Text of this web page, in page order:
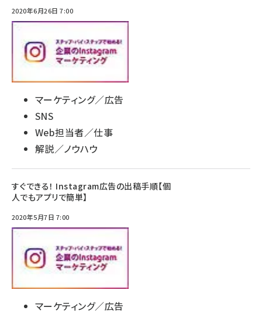
2020年6月26日 7:00
マーケティング／広告
SNS
Web担当者／仕事
解説／ノウハウ
すぐできる！ Instagram広告の出稿手順【個
人でもアプリで簡単】
2020年5月7日 7:00
マーケティング／広告